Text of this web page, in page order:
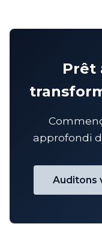
Prêt
approfondi
Auditons